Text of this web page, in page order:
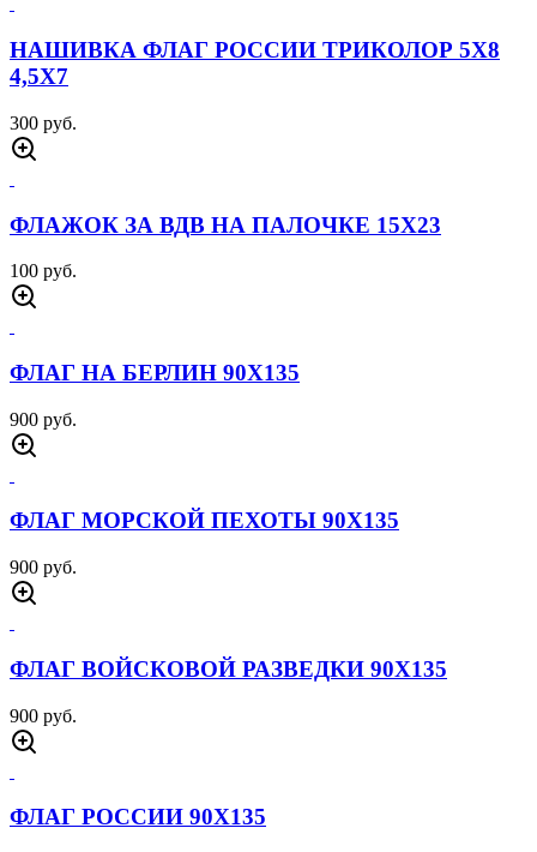
НАШИВКА ФЛАГ РОССИИ ТРИКОЛОР 5Х8
4,5Х7
300 руб.
ФЛАЖОК ЗА ВДВ НА ПАЛОЧКЕ 15Х23
100 руб.
ФЛАГ НА БЕРЛИН 90Х135
900 руб.
ФЛАГ МОРСКОЙ ПЕХОТЫ 90Х135
900 руб.
ФЛАГ ВОЙСКОВОЙ РАЗВЕДКИ 90Х135
900 руб.
ФЛАГ РОССИИ 90Х135